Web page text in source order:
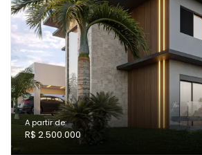
A partir de:
R$ 2.500.000